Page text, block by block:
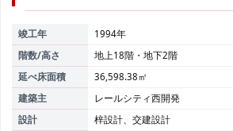
竣工年
1994年
階数/高さ
地上18階・地下2階
延べ床面積
36,598.38㎡
建築主
レールシティ西開発
設計
梓設計、交建設計